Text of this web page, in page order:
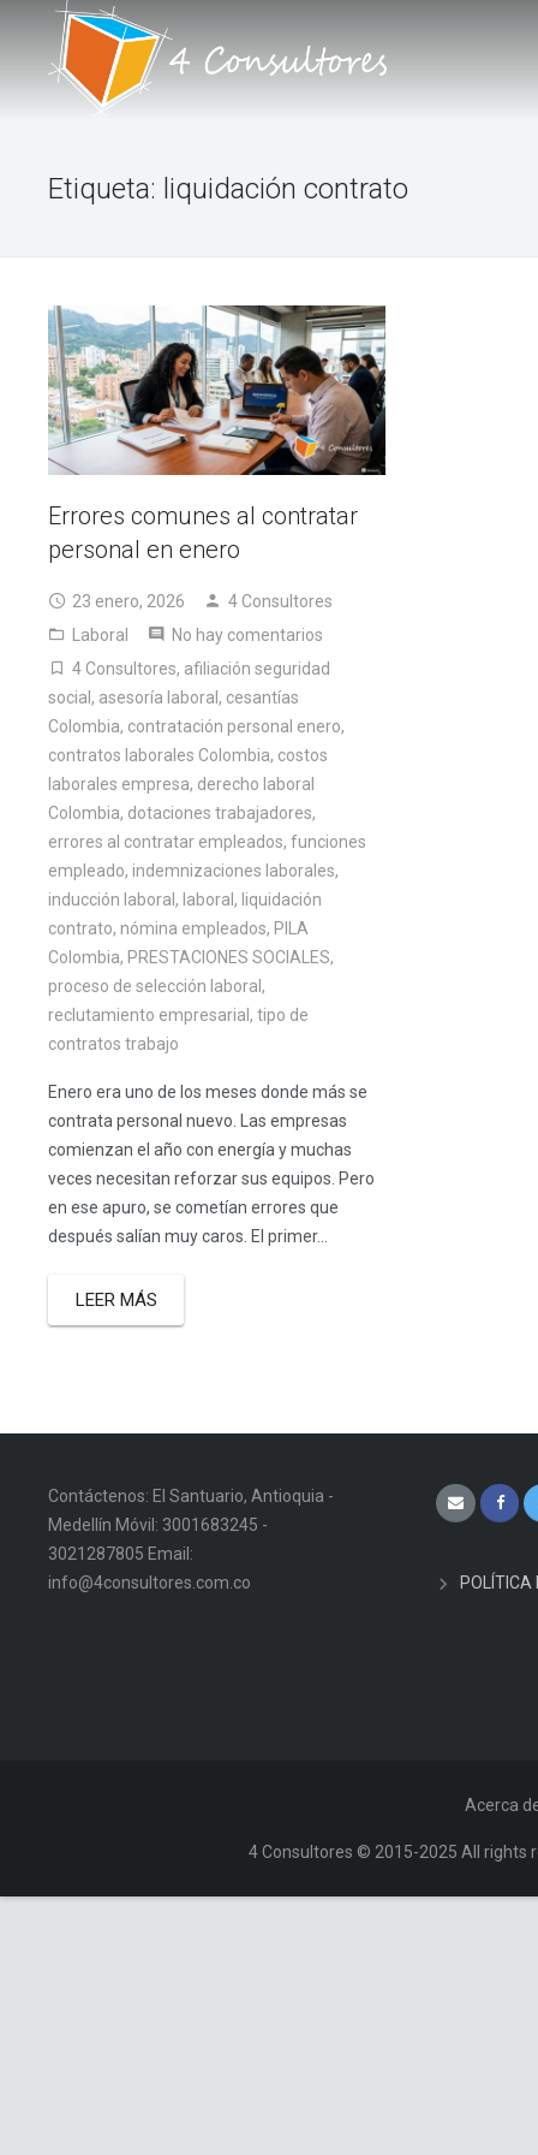
NOSOTROS
TALLERES
BLOG
FORO
CONTACTO
Etiqueta: liquidación contrato
Errores comunes al contratar
personal en enero
23 enero, 2026
4 Consultores
Laboral
No hay comentarios
4 Consultores, afiliación seguridad
social, asesoría laboral, cesantías
Colombia, contratación personal enero,
contratos laborales Colombia, costos
laborales empresa, derecho laboral
Colombia, dotaciones trabajadores,
errores al contratar empleados, funciones
empleado, indemnizaciones laborales,
inducción laboral, laboral, liquidación
contrato, nómina empleados, PILA
Colombia, PRESTACIONES SOCIALES,
proceso de selección laboral,
reclutamiento empresarial, tipo de
contratos trabajo
Enero era uno de los meses donde más se
contrata personal nuevo. Las empresas
comienzan el año con energía y muchas
veces necesitan reforzar sus equipos. Pero
en ese apuro, se cometían errores que
después salían muy caros. El primer...
LEER MÁS
Contáctenos: El Santuario, Antioquia -
Medellín Móvil: 3001683245 -
3021287805 Email:
info@4consultores.com.co
POLÍTICA
Acerca
4 Consultores © 2015-2025 All rights